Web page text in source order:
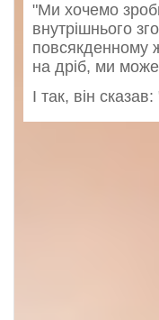
"Ми хочемо
внутрішнього
повсякденному
на дріб, ми
І так, він